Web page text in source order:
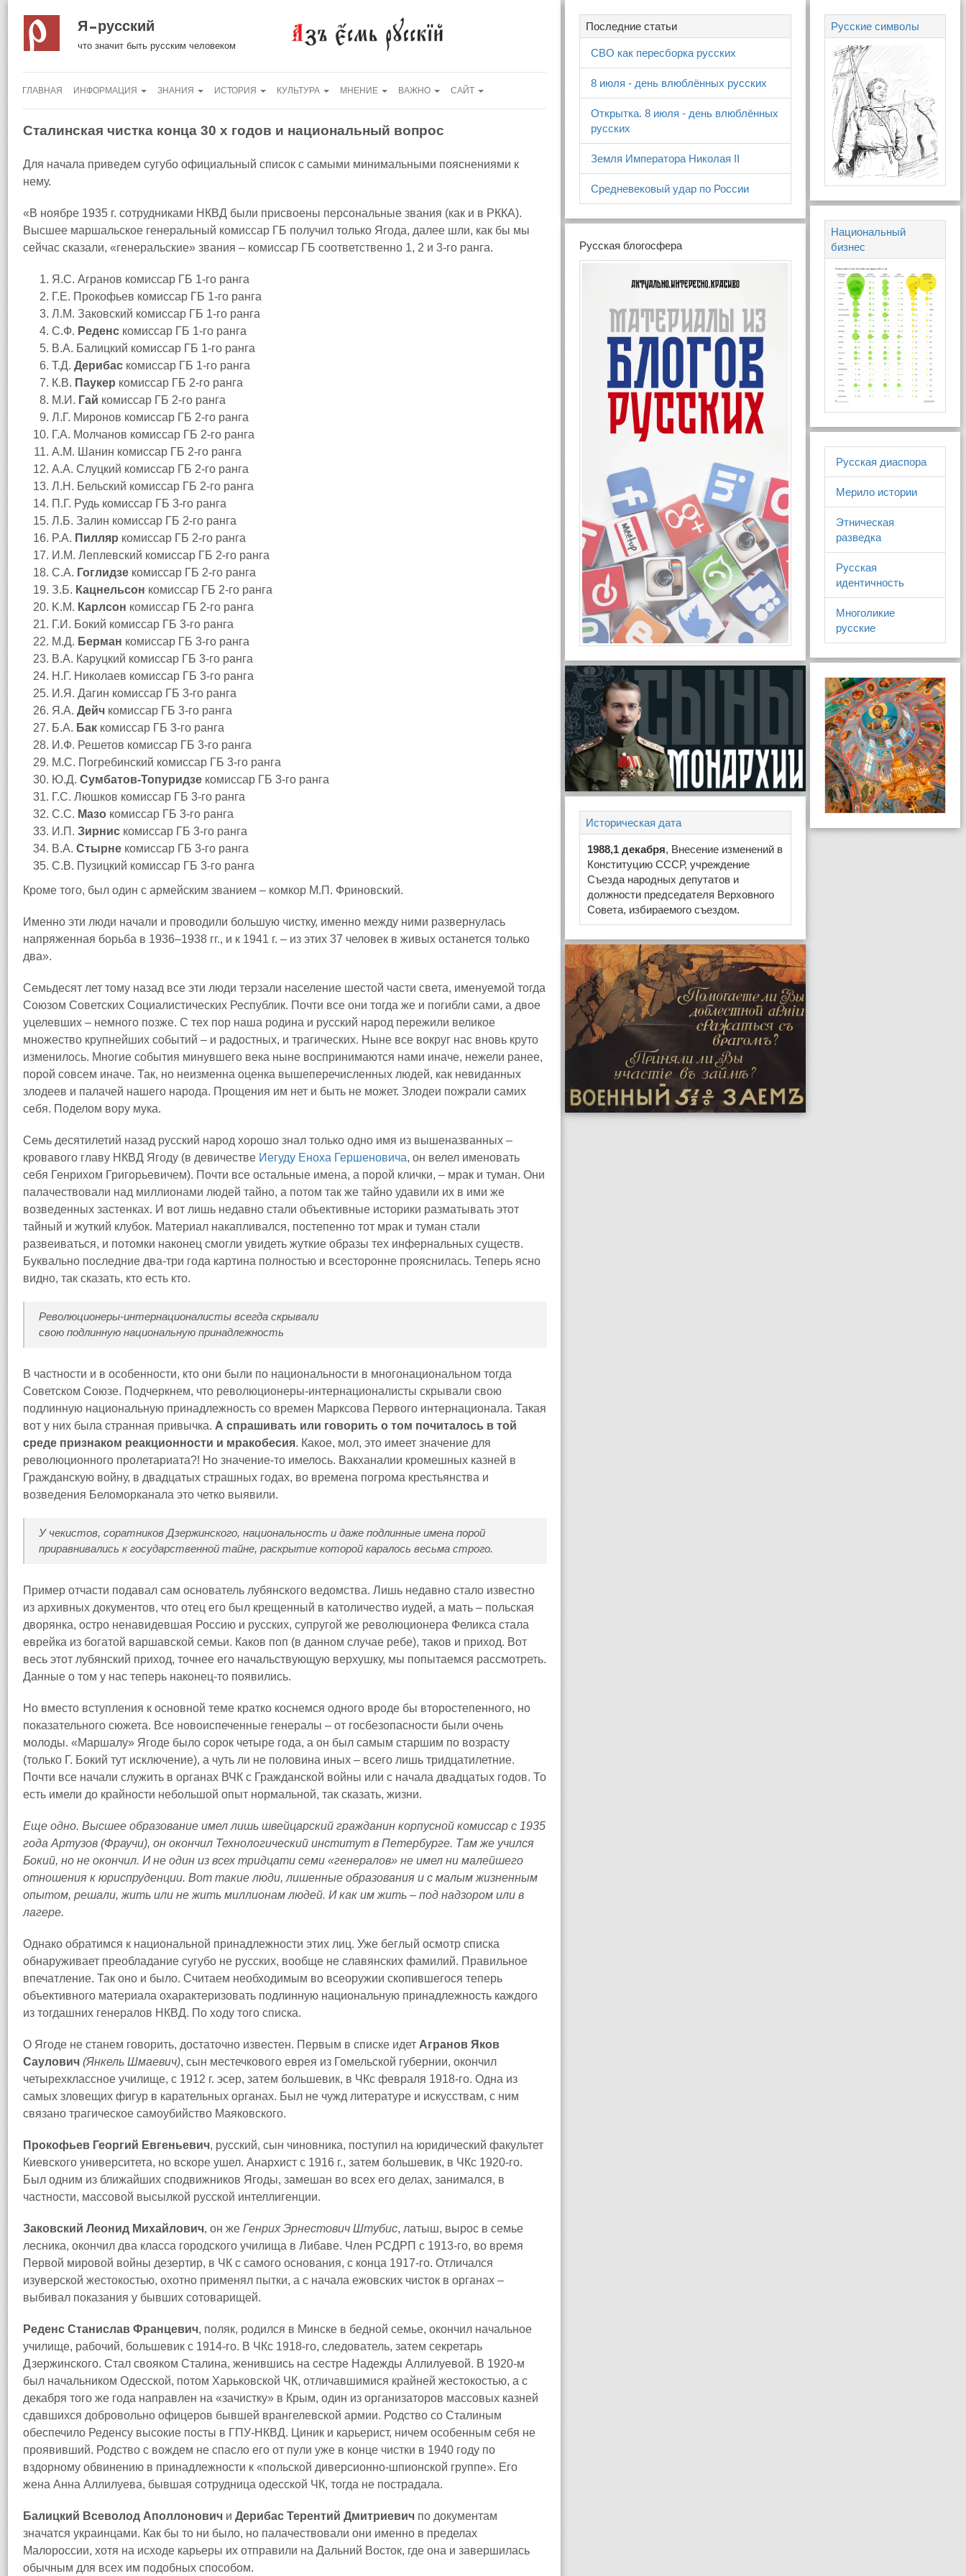
Я русский
что значит быть русским человеком
ГЛАВНАЯ ИНФОРМАЦИЯ ЗНАНИЯ ИСТОРИЯ КУЛЬТУРА МНЕНИЕ ВАЖНО САЙТ
Сталинская чистка конца 30 х годов и национальный вопрос
Для начала приведем сугубо официальный список с самыми минимальными пояснениями к
нему.
«В ноябре 1935 г. сотрудниками НКВД были присвоены персональные звания (как и в РККА).
Высшее маршальское генеральный комиссар ГБ получил только Ягода, далее шли, как бы мы
сейчас сказали, «генеральские» звания – комиссар ГБ соответственно 1, 2 и 3‑го ранга.
Я.С. Агранов комиссар ГБ 1‑го ранга
Г.Е. Прокофьев комиссар ГБ 1‑го ранга
Л.М. Заковский комиссар ГБ 1‑го ранга
С.Ф. Реденс комиссар ГБ 1‑го ранга
В.А. Балицкий комиссар ГБ 1‑го ранга
Т.Д. Дерибас комиссар ГБ 1‑го ранга
К.В. Паукер комиссар ГБ 2‑го ранга
М.И. Гай комиссар ГБ 2‑го ранга
Л.Г. Миронов комиссар ГБ 2‑го ранга
Г.А. Молчанов комиссар ГБ 2‑го ранга
А.М. Шанин комиссар ГБ 2‑го ранга
A.A. Слуцкий комиссар ГБ 2‑го ранга
Л.Н. Бельский комиссар ГБ 2‑го ранга
П.Г. Рудь комиссар ГБ 3‑го ранга
Л.Б. Залин комиссар ГБ 2‑го ранга
P.A. Пилляр комиссар ГБ 2‑го ранга
И.М. Леплевский комиссар ГБ 2‑го ранга
С.А. Гоглидзе комиссар ГБ 2‑го ранга
З.Б. Кацнельсон комиссар ГБ 2‑го ранга
K.M. Карлсон комиссар ГБ 2‑го ранга
Г.И. Бокий комиссар ГБ 3‑го ранга
М.Д. Берман комиссар ГБ 3‑го ранга
В.А. Каруцкий комиссар ГБ 3‑го ранга
Н.Г. Николаев комиссар ГБ 3‑го ранга
И.Я. Дагин комиссар ГБ 3‑го ранга
Я.А. Дейч комиссар ГБ 3‑го ранга
Б.А. Бак комиссар ГБ 3‑го ранга
И.Ф. Решетов комиссар ГБ 3‑го ранга
М.С. Погребинский комиссар ГБ 3‑го ранга
Ю.Д. Сумбатов‑Топуридзе комиссар ГБ 3‑го ранга
Г.С. Люшков комиссар ГБ 3‑го ранга
С.С. Мазо комиссар ГБ 3‑го ранга
И.П. Зирнис комиссар ГБ 3‑го ранга
В.А. Стырне комиссар ГБ 3‑го ранга
С.В. Пузицкий комиссар ГБ 3‑го ранга
Кроме того, был один с армейским званием – комкор М.П. Фриновский.
Именно эти люди начали и проводили большую чистку, именно между ними развернулась
напряженная борьба в 1936–1938 гг., и к 1941 г. – из этих 37 человек в живых останется только
два».
Семьдесят лет тому назад все эти люди терзали население шестой части света, именуемой тогда
Союзом Советских Социалистических Республик. Почти все они тогда же и погибли сами, а двое
уцелевших – немного позже. С тех пор наша родина и русский народ пережили великое
множество крупнейших событий – и радостных, и трагических. Ныне все вокруг нас вновь круто
изменилось. Многие события минувшего века ныне воспринимаются нами иначе, нежели ранее,
порой совсем иначе. Так, но неизменна оценка вышеперечисленных людей, как невиданных
злодеев и палачей нашего народа. Прощения им нет и быть не может. Злодеи пожрали самих
себя. Поделом вору мука.
Семь десятилетий назад русский народ хорошо знал только одно имя из вышеназванных –
кровавого главу НКВД Ягоду (в девичестве Иегуду Еноха Гершеновича, он велел именовать
себя Генрихом Григорьевичем). Почти все остальные имена, а порой клички, – мрак и туман. Они
палачествовали над миллионами людей тайно, а потом так же тайно удавили их в ими же
возведенных застенках. И вот лишь недавно стали объективные историки разматывать этот
тайный и жуткий клубок. Материал накапливался, постепенно тот мрак и туман стали
развеиваться, и потомки наконец смогли увидеть жуткие образы тех инфернальных существ.
Буквально последние два‑три года картина полностью и всесторонне прояснилась. Теперь ясно
видно, так сказать, кто есть кто.
Революционеры‑интернационалисты всегда скрывали
свою подлинную национальную принадлежность
В частности и в особенности, кто они были по национальности в многонациональном тогда
Советском Союзе. Подчеркнем, что революционеры‑интернационалисты скрывали свою
подлинную национальную принадлежность со времен Марксова Первого интернационала. Такая
вот у них была странная привычка. А спрашивать или говорить о том почиталось в той
среде признаком реакционности и мракобесия. Какое, мол, это имеет значение для
революционного пролетариата?! Но значение‑то имелось. Вакханалии кромешных казней в
Гражданскую войну, в двадцатых страшных годах, во времена погрома крестьянства и
возведения Беломорканала это четко выявили.
У чекистов, соратников Дзержинского, национальность и даже подлинные имена порой
приравнивались к государственной тайне, раскрытие которой каралось весьма строго.
Пример отчасти подавал сам основатель лубянского ведомства. Лишь недавно стало известно
из архивных документов, что отец его был крещенный в католичество иудей, а мать – польская
дворянка, остро ненавидевшая Россию и русских, супругой же революционера Феликса стала
еврейка из богатой варшавской семьи. Каков поп (в данном случае ребе), таков и приход. Вот
весь этот лубянский приход, точнее его начальствующую верхушку, мы попытаемся рассмотреть.
Данные о том у нас теперь наконец‑то появились.
Но вместо вступления к основной теме кратко коснемся одного вроде бы второстепенного, но
показательного сюжета. Все новоиспеченные генералы – от госбезопасности были очень
молоды. «Маршалу» Ягоде было сорок четыре года, а он был самым старшим по возрасту
(только Г. Бокий тут исключение), а чуть ли не половина иных – всего лишь тридцатилетние.
Почти все начали служить в органах ВЧК с Гражданской войны или с начала двадцатых годов. То
есть имели до крайности небольшой опыт нормальной, так сказать, жизни.
Еще одно. Высшее образование имел лишь швейцарский гражданин корпусной комиссар с 1935
года Артузов (Фраучи), он окончил Технологический институт в Петербурге. Там же учился
Бокий, но не окончил. И не один из всех тридцати семи «генералов» не имел ни малейшего
отношения к юриспруденции. Вот такие люди, лишенные образования и с малым жизненным
опытом, решали, жить или не жить миллионам людей. И как им жить – под надзором или в
лагере.
Однако обратимся к национальной принадлежности этих лиц. Уже беглый осмотр списка
обнаруживает преобладание сугубо не русских, вообще не славянских фамилий. Правильное
впечатление. Так оно и было. Считаем необходимым во всеоружии скопившегося теперь
объективного материала охарактеризовать подлинную национальную принадлежность каждого
из тогдашних генералов НКВД. По ходу того списка.
О Ягоде не станем говорить, достаточно известен. Первым в списке идет Агранов Яков
Саулович (Янкель Шмаевич), сын местечкового еврея из Гомельской губернии, окончил
четырехклассное училище, с 1912 г. эсер, затем большевик, в ЧКс февраля 1918‑го. Одна из
самых зловещих фигур в карательных органах. Был не чужд литературе и искусствам, с ним
связано трагическое самоубийство Маяковского.
Прокофьев Георгий Евгеньевич, русский, сын чиновника, поступил на юридический факультет
Киевского университета, но вскоре ушел. Анархист с 1916 г., затем большевик, в ЧКс 1920‑го.
Был одним из ближайших сподвижников Ягоды, замешан во всех его делах, занимался, в
частности, массовой высылкой русской интеллигенции.
Заковский Леонид Михайлович, он же Генрих Эрнестович Штубис, латыш, вырос в семье
лесника, окончил два класса городского училища в Либаве. Член РСДРП с 1913‑го, во время
Первой мировой войны дезертир, в ЧК с самого основания, с конца 1917‑го. Отличался
изуверской жестокостью, охотно применял пытки, а с начала ежовских чисток в органах –
выбивал показания у бывших сотоварищей.
Реденс Станислав Францевич, поляк, родился в Минске в бедной семье, окончил начальное
училище, рабочий, большевик с 1914‑го. В ЧКс 1918‑го, следователь, затем секретарь
Дзержинского. Стал свояком Сталина, женившись на сестре Надежды Аллилуевой. В 1920‑м
был начальником Одесской, потом Харьковской ЧК, отличавшимися крайней жестокостью, а с
декабря того же года направлен на «зачистку» в Крым, один из организаторов массовых казней
сдавшихся добровольно офицеров бывшей врангелевской армии. Родство со Сталиным
обеспечило Реденсу высокие посты в ГПУ‑НКВД. Циник и карьерист, ничем особенным себя не
проявивший. Родство с вождем не спасло его от пули уже в конце чистки в 1940 году по
вздорному обвинению в принадлежности к «польской диверсионно‑шпионской группе». Его
жена Анна Аллилуева, бывшая сотрудница одесской ЧК, тогда не пострадала.
Балицкий Всеволод Аполлонович и Дерибас Терентий Дмитриевич по документам
значатся украинцами. Как бы то ни было, но палачествовали они именно в пределах
Малороссии, хотя на исходе карьеры их отправили на Дальний Восток, где она и завершилась
обычным для всех им подобных способом.
Последние статьи
СВО как пересборка русских
8 июля - день влюблённых русских
Открытка. 8 июля - день влюблённых
русских
Земля Императора Николая II
Средневековый удар по России
Русская блогосфера
Историческая дата
1988,1 декабря, Внесение изменений в
Конституцию СССР, учреждение
Съезда народных депутатов и
должности председателя Верховного
Совета, избираемого съездом.
Русские символы
Национальный
бизнес
Русская диаспора
Мерило истории
Этническая
разведка
Русская
идентичность
Многоликие
русские